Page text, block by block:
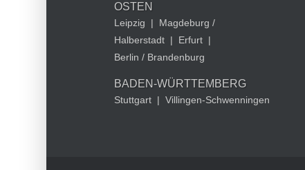
OSTEN
Leipzig |
Magdeburg /
Halberstadt | Erfurt |
Berlin / Brandenburg
BADEN-WÜRTTEMBERG
Stuttgart | Villingen-Schwenningen